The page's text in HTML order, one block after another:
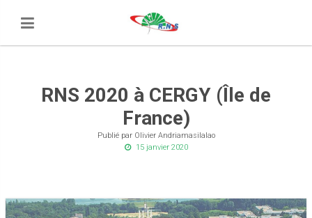
RNS 2020 à CERGY (Île de
France)
Publié par Olivier Andriamasilalao
15 janvier 2020